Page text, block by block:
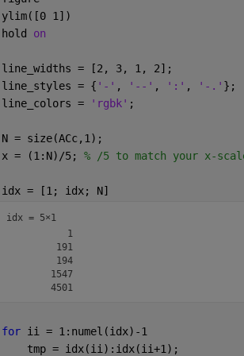
ylim([0 1])
hold on
line_widths = [2, 3, 1, 2];
line_styles = { '-' , '--' , ':' , '-.' };
line_colors =
'rgbk' ;
N = size(ACc,1);
x = (1:N)/5; % /5 to match your x-
idx = [1; idx; N]
idx = 5×1
           1
         191
         194
        1547
for ii = 1:numel(idx)-1
    tmp = idx(ii):idx(ii+1);